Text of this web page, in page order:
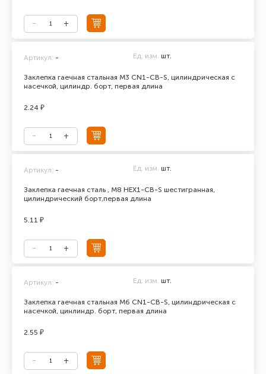
Заклепка гаечная стальная М3 CN1-CB-S, цилиндрическая с
насечкой, цилиндр. борт, первая длина
Артикул: - Ед. изм. шт.
2.24 ₽
Заклепка гаечная сталь , М8 HEX1-СB-S шестигранная,
цилиндрический борт,первая длина
Артикул: - Ед. изм. шт.
5.11 ₽
Заклепка гаечная стальная М6 CN1-CB-S, цилиндрическая с
насечкой, цинлиндр. борт, первая длина
Артикул: - Ед. изм. шт.
2.55 ₽